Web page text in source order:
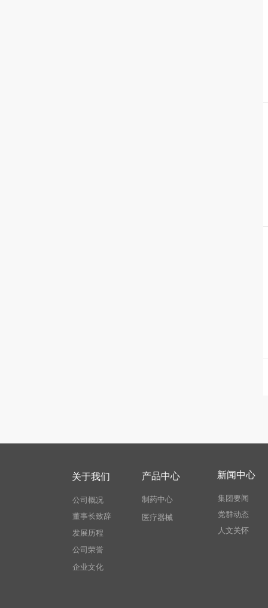
关于我们 产品中心 新闻中心
公司概况 制药中心 集团要闻
人文关怀
党群动态
董事长致辞
发展历程
公司荣誉
企业文化
医疗器械